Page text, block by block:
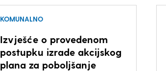
KOMUNALNO
Izvješće o provedenom
postupku izrade akcijskog
plana za poboljšanje